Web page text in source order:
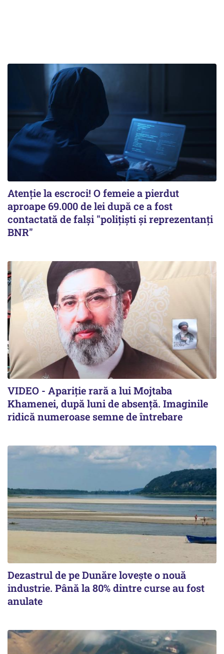
Atenție la escroci! O femeie a pierdut
aproape 69.000 de lei după ce a fost
contactată de falși "polițiști și reprezentanți
BNR"
VIDEO - Apariție rară a lui Mojtaba
Khamenei, după luni de absență. Imaginile
ridică numeroase semne de întrebare
Dezastrul de pe Dunăre lovește o nouă
industrie. Până la 80% dintre curse au fost
anulate